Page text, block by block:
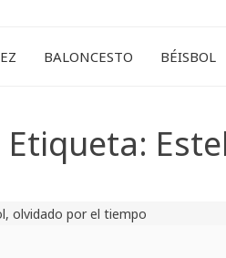
BALONCESTO BÉISBOL
Etiqueta: